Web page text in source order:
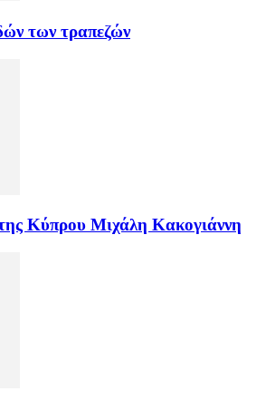
των τραπεζών
Κύπρου Μιχάλη Κακογιάννη